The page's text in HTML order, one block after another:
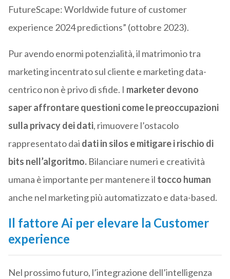
FutureScape: Worldwide future of customer
experience 2024 predictions” (ottobre 2023).
Pur avendo enormi potenzialità, il matrimonio tra
marketing incentrato sul cliente e marketing data-
centrico non è privo di sfide. I marketer devono
saper affrontare questioni come le preoccupazioni
sulla privacy dei dati, rimuovere l’ostacolo
rappresentato dai dati in silos e mitigare i rischio di
bits nell’algoritmo.Bilanciare numeri e creatività
umana è importante per mantenere il tocco human
anche nel marketing più automatizzato e data-based.
Il fattore Ai per elevare la Customer
experience
Nel prossimo futuro, l’integrazione dell’intelligenza